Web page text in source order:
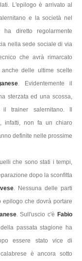
L'epilogo è arrivato al
e la società nel
ha diretto regolarmente
nella sede sociale di via
che avrà rimarcato
delle ultime scelte
. Evidentemente il
sterzata ed una scossa,
trainer salernitano. Il
infatti, non fa un chiaro
definite nelle prossime
che sono stati i tempi,
dopo la sconfitta
. Nessuna delle parti
epilogo che dovrà portare
. Sull'uscio c'è Fabio
passata stagione ha
essere stato vice di
è ancora sotto